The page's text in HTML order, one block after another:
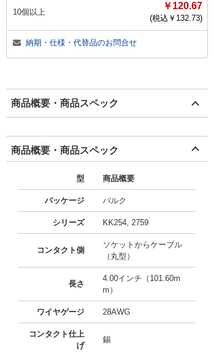
10個以上
￥120.67
(税込￥ 132.73)
納期・仕様・代替品のお問合せ
商品概要・商品スペック
商品概要・商品スペック
型 商品概要
パッケージ バルク
シリーズ KK254, 2759
コンタクト側
ソケットからケーブル
（丸型）
長さ
4.00インチ（101.60m
m）
ワイヤゲージ 28AWG
コンタクト仕上
げ
錫